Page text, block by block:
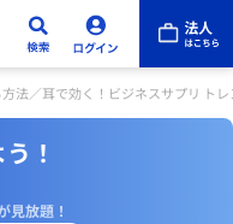
法／耳で効く！ビジネスサプリ ト
！
見放題！